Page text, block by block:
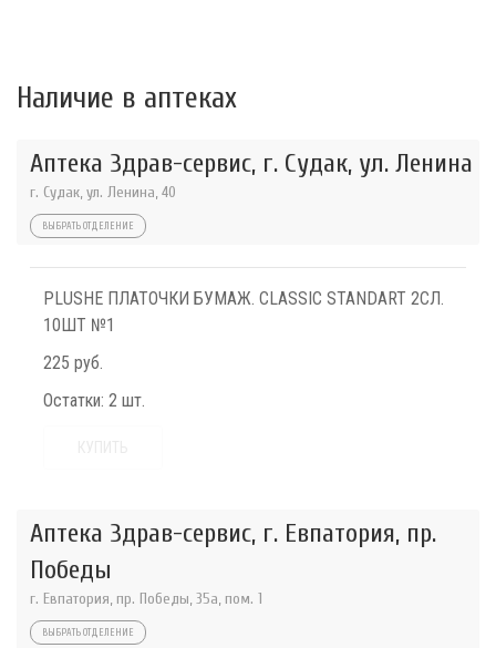
Наличие в аптеках
Аптека Здрав-сервис, г. Судак, ул. Ленина
г. Судак, ул. Ленина, 40
ВЫБРАТЬ ОТДЕЛЕНИЕ
PLUSHE ПЛАТОЧКИ БУМАЖ. CLASSIC STANDART 2СЛ.
10ШТ №1
225 руб.
Остатки: 2 шт.
Аптека Здрав-сервис, г. Евпатория, пр.
Победы
г. Евпатория, пр. Победы, 35а, пом. 1
ВЫБРАТЬ ОТДЕЛЕНИЕ